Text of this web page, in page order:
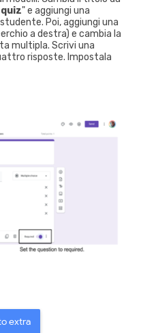
quiz" e aggiungi una
Poi, aggiungi una
a destra) e cambia la
multipla. Scrivi una
risposte. Impostala
extra